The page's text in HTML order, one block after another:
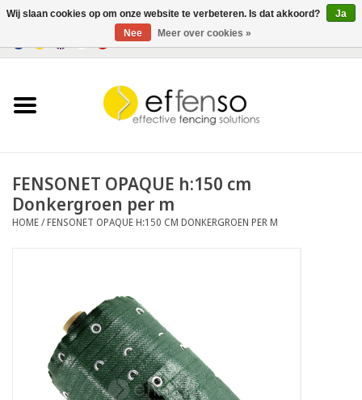
Verlichting
Documenten
FENSONET OPAQUE h:150 cm
Donkergroen per m
HOME /FENSONET OPAQUE H:150 CM DONKERGROEN PER M
Wij slaan cookies op om onze website te verbeteren. Is dat akkoord?
Ja
Nee
Meer over cookies »